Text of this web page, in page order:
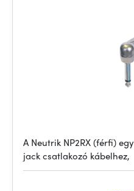
A Neutrik NP2RX (férfi)
jack csatlakozó kábelhez,